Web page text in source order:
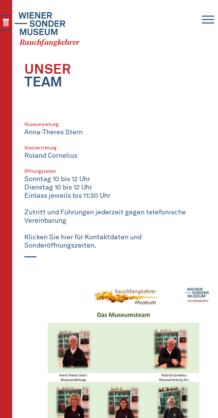
Rauchfangkehrer
UNSER
TEAM
Museumsleitung
Anna-Theres Stern
Stellvertretung
Roland Cornelius
Öffnungszeiten
Sonntag 10 bis 12 Uhr
Dienstag 10 bis 12 Uhr
Einlass jeweils bis 11:30 Uhr
Zutritt und Führungen jederzeit gegen telefonische
Vereinbarung
Klicken Sie hier für Kontaktdaten und
Sonderöffnungszeiten.